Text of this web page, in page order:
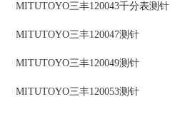
MITUTOYO三丰120043千分表测针
MITUTOYO三丰120047测针
MITUTOYO三丰120049测针
MITUTOYO三丰120053测针